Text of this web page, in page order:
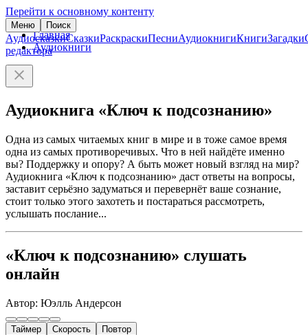
Перейти к основному контенту
Меню Поиск
АудиосказкиСказкиРаскраскиПесниАудиокнигиКнигиЗагадки
редактора
Главная
Аудиокниги
Аудиокнига «Ключ к подсознанию»
Одна из самых читаемых книг в мире и в тоже самое время
одна из самых противоречивых. Что в ней найдёте именно
вы? Поддержку и опору? А быть может новый взгляд на мир?
Аудиокнига «Ключ к подсознанию» даст ответы на вопросы,
заставит серьёзно задуматься и перевернёт ваше сознание,
стоит только этого захотеть и постараться рассмотреть,
услышать послание...
«Ключ к подсознанию» слушать
онлайн
Автор: Юэлль Андерсон
Таймер Скорость Повтор